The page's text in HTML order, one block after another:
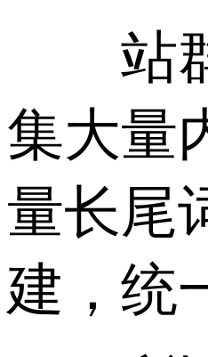
站群
集大量
量长尾
建，统